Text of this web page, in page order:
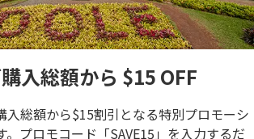
入総額から $15 OFF
入総額から$15割引となる特別プロモーシ
。プロモコード「SAVE15」を入力するだ